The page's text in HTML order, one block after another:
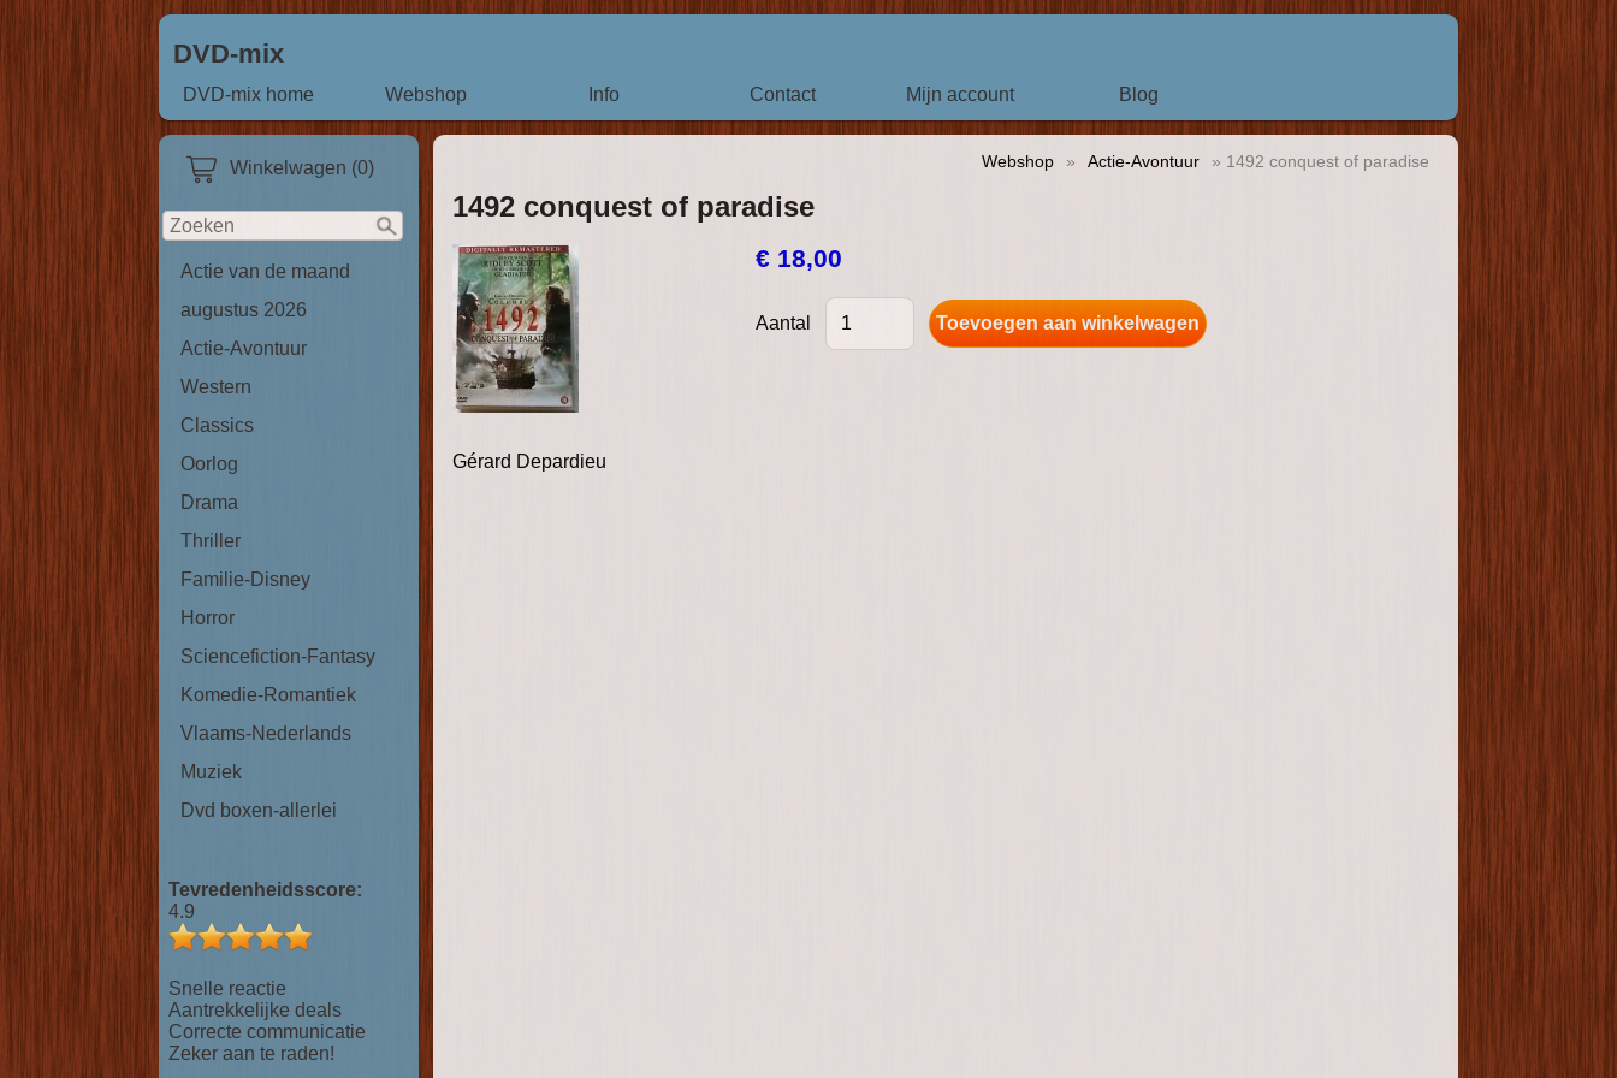
DVD-mix
DVD-mix home Webshop Info Contact Mijn account Blog
Winkelwagen (0)
Actie van de maand
augustus 2026
Actie-Avontuur
Western
Classics
Oorlog
Drama
Thriller
Familie-Disney
Horror
Sciencefiction-Fantasy
Komedie-Romantiek
Vlaams-Nederlands
Muziek
Dvd boxen-allerlei
Tevredenheidsscore:
4.9
Snelle reactie
Aantrekkelijke deals
Correcte communicatie
Zeker aan te raden!
Webshop » Actie-Avontuur » 1492 conquest of paradise
1492 conquest of paradise
€ 18,00
Aantal
Gérard Depardieu